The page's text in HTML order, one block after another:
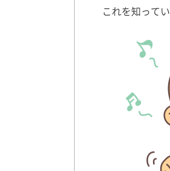
これを知って